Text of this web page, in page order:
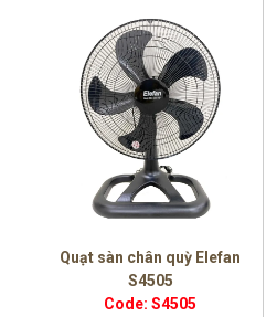
Quạt sàn chân quỳ Elefan
S4505
Code: S4505